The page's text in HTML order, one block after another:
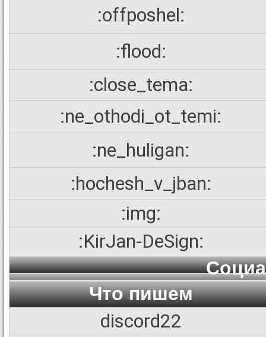
:offposhel:
:flood:
:close_tema:
:ne_othodi_ot_temi:
:ne_huligan:
:hochesh_v_jban:
:img:
:KirJan-DeSign:
Что пишем
discord22